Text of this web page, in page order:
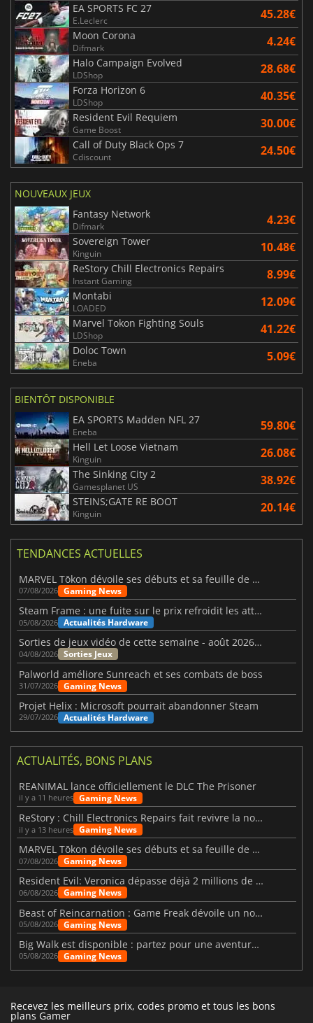
EA SPORTS FC 27
E.Leclerc 45.28€
Moon Corona
Difmark 4.24€
Halo Campaign Evolved
LDShop 28.68€
Forza Horizon 6
LDShop 40.35€
Resident Evil Requiem
Game Boost 30.00€
Call of Duty Black Ops 7
Cdiscount 24.50€
NOUVEAUX JEUX
Fantasy Network
Difmark 4.23€
Sovereign Tower
Kinguin 10.48€
ReStory Chill Electronics Repairs
Instant Gaming 8.99€
Montabi
LOADED 12.09€
Marvel Tokon Fighting Souls
LDShop 41.22€
Doloc Town
Eneba 5.09€
BIENTÔT DISPONIBLE
EA SPORTS Madden NFL 27
Eneba 59.80€
Hell Let Loose Vietnam
Kinguin 26.08€
The Sinking City 2
Gamesplanet US 38.92€
STEINS;GATE RE BOOT
Kinguin 20.14€
TENDANCES ACTUELLES
MARVEL Tōkon dévoile ses débuts et sa feuille de route
07/08/2026 Gaming News
Steam Frame : une fuite sur le prix refroidit les attentes VR
05/08/2026 Actualités Hardware
Sorties de jeux vidéo de cette semaine - août 2026 (semaine 32)
04/08/2026 Sorties Jeux
Palworld améliore Sunreach et ses combats de boss
31/07/2026 Gaming News
Projet Helix : Microsoft pourrait abandonner Steam
29/07/2026 Actualités Hardware
ACTUALITÉS, BONS PLANS
REANIMAL lance officiellement le DLC The Prisoner
il y a 11 heures Gaming News
ReStory : Chill Electronics Repairs fait revivre la nostalgie des années 2000
il y a 13 heures Gaming News
MARVEL Tōkon dévoile ses débuts et sa feuille de route
07/08/2026 Gaming News
Resident Evil: Veronica dépasse déjà 2 millions de wishlists
06/08/2026 Gaming News
Beast of Reincarnation : Game Freak dévoile un nouveau pari
05/08/2026 Gaming News
Big Walk est disponible : partez pour une aventure entre amis
05/08/2026 Gaming News
Recevez les meilleurs prix, codes promo et tous les bons
plans Gamer